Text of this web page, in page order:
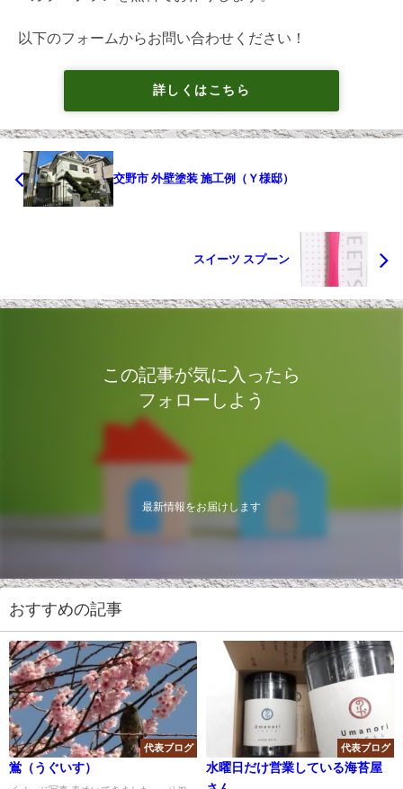
以下のフォームからお問い合わせください！
詳しくはこちら
交野市 外壁塗装 施工例（Ｙ様邸）
スイーツ スプーン
この記事が気に入ったら
フォローしよう
最新情報をお届けします
おすすめの記事
代表ブログ
鴬（うぐいす）
代表ブログ
水曜日だけ営業している海苔屋